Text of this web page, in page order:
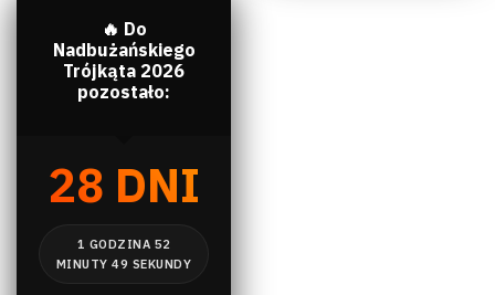
🔥 Do
Nadbużańskiego
Trójkąta 2026
pozostało:
28 DNI